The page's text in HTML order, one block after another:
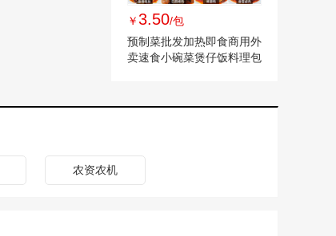
￥3.50/包
预制菜批发加热即食商用外
卖速食小碗菜煲仔饭料理包
农资农机